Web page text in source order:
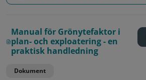
Manual för Grönytefaktor i
plan- och exploatering - en
praktisk handledning
Dokument